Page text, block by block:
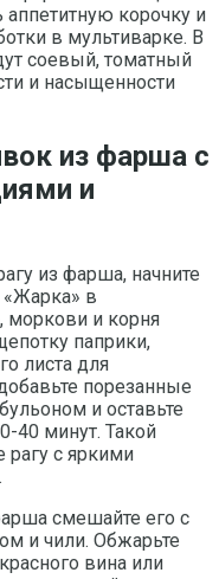
корочку и
в мультиварке. В
соевый, томатный
и насыщенности
из фарша с
и
из фарша, начните
в
моркови и корня
паприки,
листа для
порезанные
и оставьте
40 минут. Такой
рагу с яркими
смешайте его с
и чили. Обжарьте
вина или